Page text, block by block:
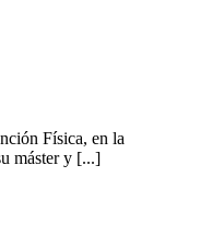
Física, en la
máster y [...]